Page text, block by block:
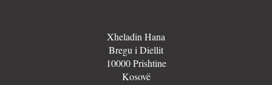
Xheladin Hana
Bregu i Diellit
10000 Prishtine
Kosovë